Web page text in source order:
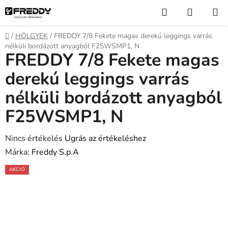
Ugrás
fő
tartalomhoz
KeresésKOSÁR
Kezdőlap
/ HÖLGYEK / FREDDY 7/8 Fekete magas derekú leggings varrás
nélküli bordázott anyagból F25WSMP1, N
FREDDY 7/8 Fekete magas
derekú leggings varrás
nélküli bordázott anyagból
F25WSMP1, N
A
termék
átlagos
Nincs értékelés Ugrás az értékeléshez
Márka: Freddy S.p.A
AKCIÓ